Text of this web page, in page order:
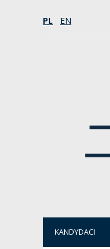
PL EN
KANDYDACI